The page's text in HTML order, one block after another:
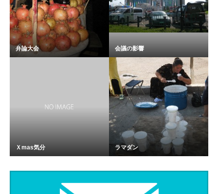
弁論大会 会議の影響
Ｘmas気分 ラマダン